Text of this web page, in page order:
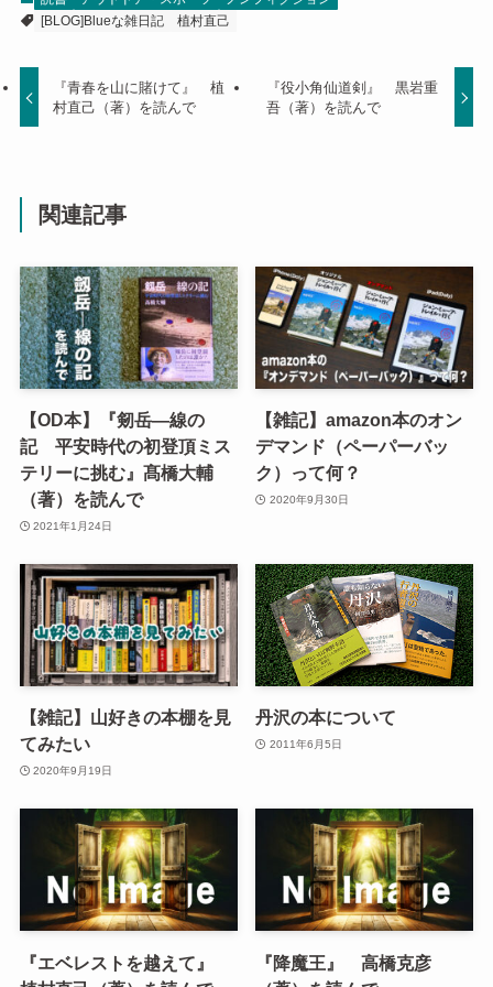
[BLOG]Blueな雑日記
植村直己
『青春を山に賭けて』 植
村直己（著）を読んで
『役小角仙道剣』 黒岩重
吾（著）を読んで
関連記事
【OD本】『剱岳―線の
記 平安時代の初登頂ミス
テリーに挑む』髙橋大輔
（著）を読んで
2021年1月24日
【雑記】amazon本のオン
デマンド（ペーパーバッ
ク）って何？
2020年9月30日
【雑記】山好きの本棚を見
てみたい
2020年9月19日
丹沢の本について
2011年6月5日
『エベレストを越えて』
『降魔王』 高橋克彦